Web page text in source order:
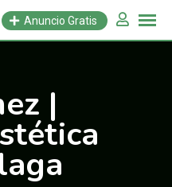
Anuncio Gratis
|